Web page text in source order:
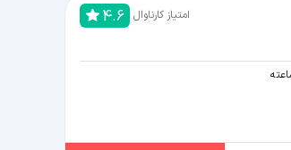
امتیاز کارناوال 4.6